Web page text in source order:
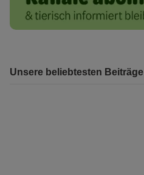
Unsere beliebtesten Beiträge